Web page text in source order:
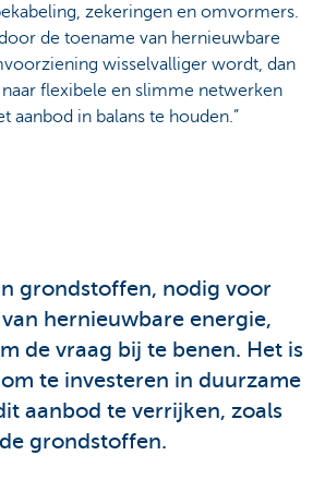
zekeringen en omvormers.
de toename van hernieuwbare
wisselvalliger wordt, dan
flexibele en slimme netwerken
aanbod in balans te houden.”
grondstoffen, nodig voor
hernieuwbare energie,
de vraag bij te benen. Het is
te investeren in duurzame
aanbod te verrijken, zoals
grondstoffen.